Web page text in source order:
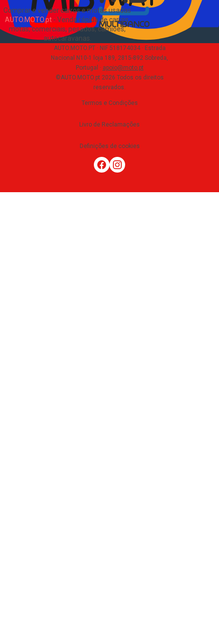
Comprar e vender carros e motas usadas
AUTO.MOTO.pt- Venda rápida de carros,
motas, comerciais, pesados, camiões,
autocaravanas.
AUTO.MOTO.PT · NIF 518174034 · Estrada
Nacional N10-1 loja 189, 2815-892 Sobreda,
Portugal · apoio@moto.pt
©AUTO.MOTO.pt 2026 Todos os direitos
reservados.
Termos e Condições
Livro de Reclamações
Definições de cookies